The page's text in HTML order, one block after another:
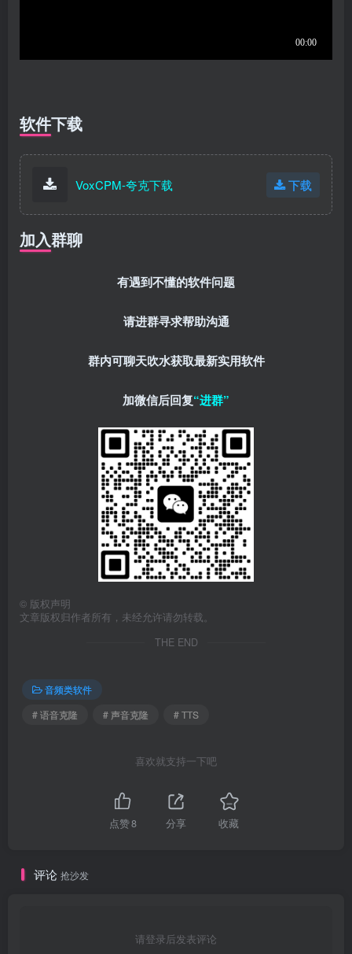
软件下载
VoxCPM-夸克下载 下载
加入群聊
有遇到不懂的软件问题
请进群寻求帮助沟通
群内可聊天吹水获取最新实用软件
加微信后回复“进群”
© 版权声明
文章版权归作者所有，未经允许请勿转载。
THE END
音频类软件
# 语音克隆
# 声音克隆 # TTS
喜欢就支持一下吧
点赞8 分享 收藏
评论 抢沙发
请登录后发表评论